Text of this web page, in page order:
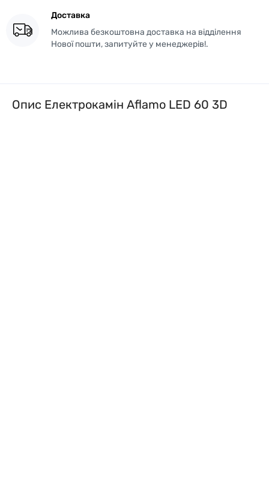
Доставка
Можлива безкоштовна доставка на відділення
Нової пошти, запитуйте у менеджерів!.
Опис Електрокамін Aflamo LED 60 3D